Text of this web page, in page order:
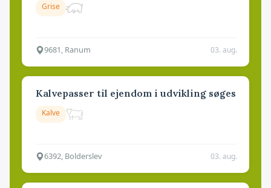
Grise
9681, Ranum 03. aug.
Kalvepasser til ejendom i udvikling søges
Kalve
6392, Bolderslev 03. aug.